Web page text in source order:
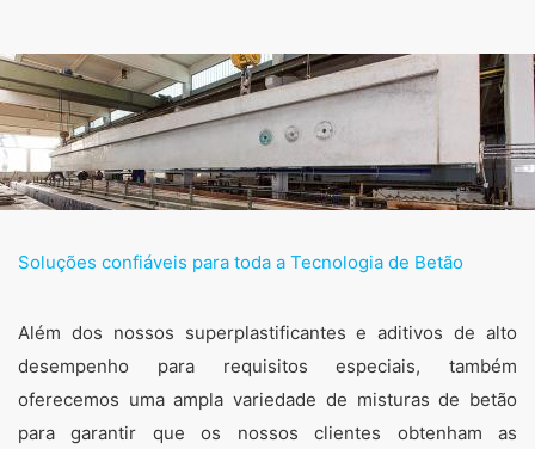
Soluções confiáveis para toda a Tecnologia de Betão
Além dos nossos superplastificantes e aditivos de alto
desempenho para requisitos especiais, também
oferecemos uma ampla variedade de misturas de betão
para garantir que os nossos clientes obtenham as